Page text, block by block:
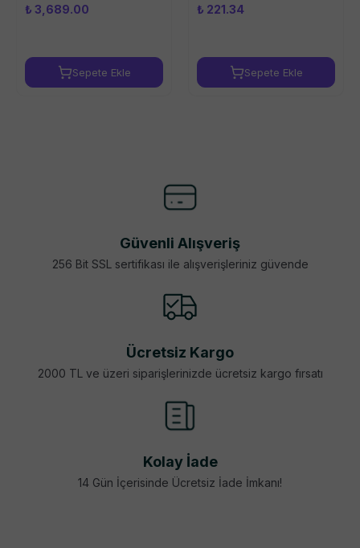
₺ 3,689.00
Sepete Ekle
₺ 221.34
Sepete Ekle
Güvenli Alışveriş
256 Bit SSL sertifikası ile alışverişleriniz güvende
Ücretsiz Kargo
2000 TL ve üzeri siparişlerinizde ücretsiz kargo fırsatı
Kolay İade
14 Gün İçerisinde Ücretsiz İade İmkanı!